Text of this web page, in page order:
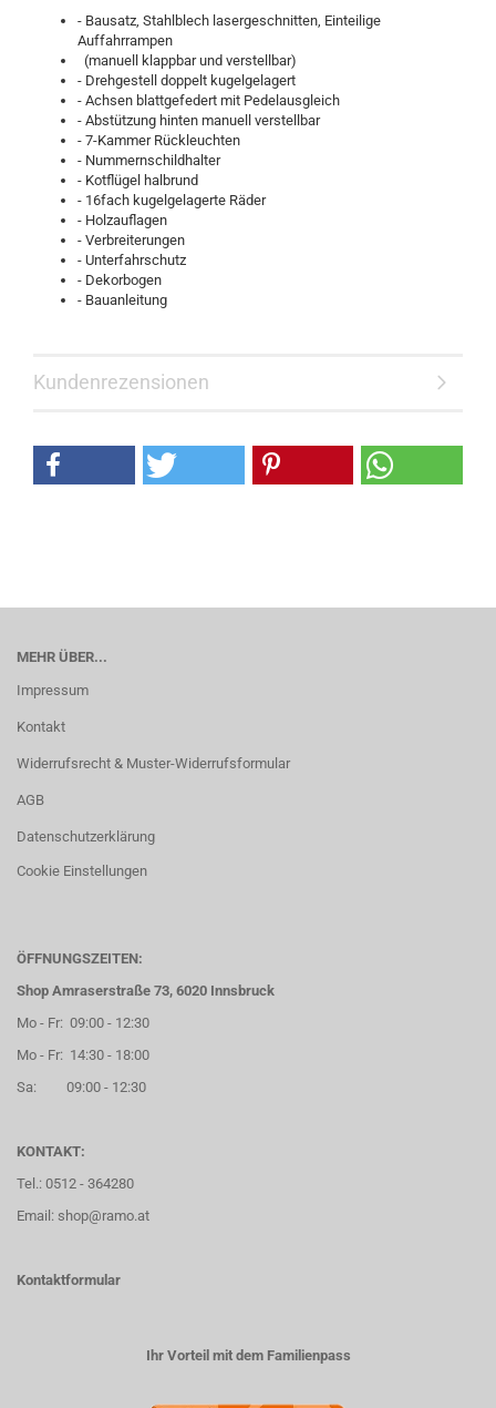
- Bausatz, Stahlblech lasergeschnitten, Einteilige
Auffahrrampen
(manuell klappbar und verstellbar)
- Drehgestell doppelt kugelgelagert
- Achsen blattgefedert mit Pedelausgleich
- Abstützung hinten manuell verstellbar
- 7-Kammer Rückleuchten
- Nummernschildhalter
- Kotflügel halbrund
- 16fach kugelgelagerte Räder
- Holzauflagen
- Verbreiterungen
- Unterfahrschutz
- Dekorbogen
- Bauanleitung
Kundenrezensionen
MEHR ÜBER...
Impressum
Kontakt
Widerrufsrecht & Muster-Widerrufsformular
AGB
Datenschutzerklärung
Cookie Einstellungen
ÖFFNUNGSZEITEN:
Shop Amraserstraße 73, 6020 Innsbruck
Mo - Fr: 09:00 - 12:30
Mo - Fr: 14:30 - 18:00
Sa: 09:00 - 12:30
KONTAKT:
Tel.: 0512 - 364280
Email: shop@ramo.at
Kontaktformular
Ihr Vorteil mit dem Familienpass